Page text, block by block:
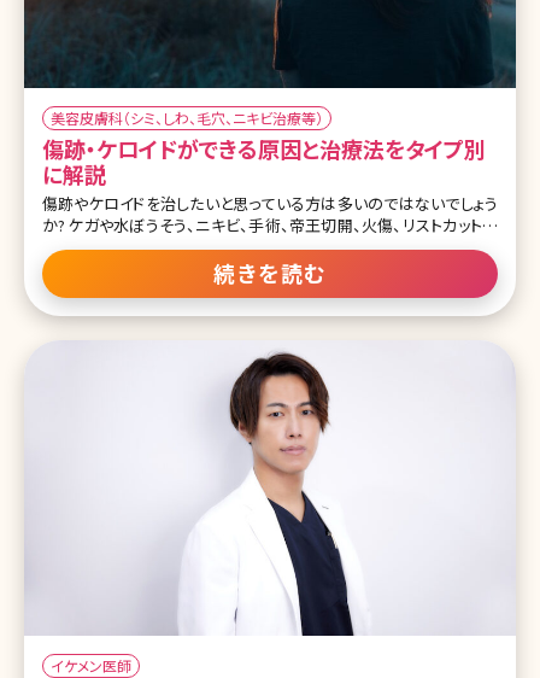
美容皮膚科（シミ、しわ、毛穴、ニキビ治療等）
傷跡・ケロイドができる原因と治療法をタイプ別
に解説
傷跡やケロイドを治したいと思っている方は多いのではないでしょう
か? ケガや水ぼうそう、ニキビ、手術、帝王切開、火傷、リストカットな
どみなさんどこかに程度の差はあれ傷跡があるかと思います。そも
そも傷跡とケロイドの違いってなんだろう、治療法はどんなものがあ
るのかといった疑問に対して全てお答えしていきます。 また美容医療
は自分の外見に自信を持たせてくれたり、より綺麗になることで嬉し
続きを読む
イケメン医師